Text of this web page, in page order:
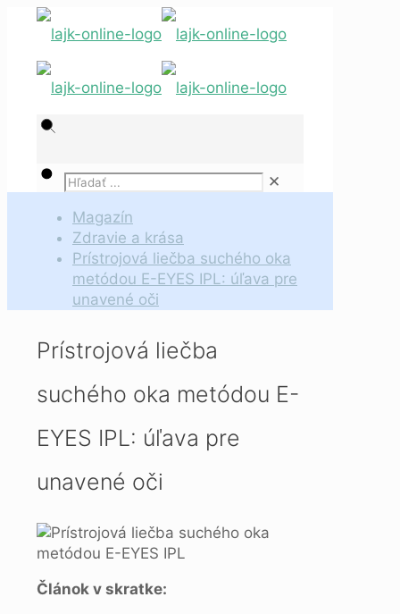
✕
Magazín
Zdravie a krása
Prístrojová liečba suchého oka
metódou E-EYES IPL: úľava pre
unavené oči
Prístrojová liečba
suchého oka metódou E-
EYES IPL: úľava pre
unavené oči
Článok v skratke: